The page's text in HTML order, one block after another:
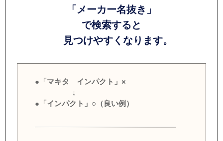
「メーカー名抜き」
で検索すると
見つけやすくなります。
●「マキタ インパクト」×
↓
●「インパクト」○（良い例）